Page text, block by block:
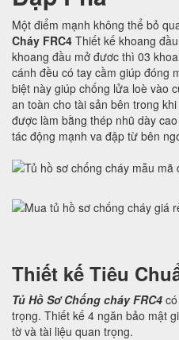
Một điểm mạnh không thể bỏ
Cháy FRC4 Thiết kế khoang
khoang đầu mở đươc thì 03
cánh đều có tay cầm giúp đóng
biệt này giúp chống lửa loè vào
an toàn cho tài sản bên trong
được làm bằng thép nhũ dày
tác động mạnh va đập từ bên
Thiết kế Tiêu
Tủ Hồ Sơ Chống cháy FRC4
trọng. Thiết kế 4 ngăn bảo mật
tờ và tài liệu quan trọng.